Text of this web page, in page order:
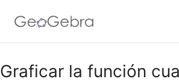
Google Classroom
Graficar la función